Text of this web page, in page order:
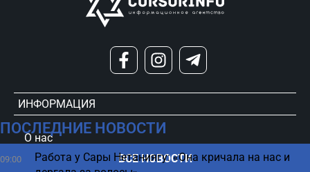
ПОСЛЕДНИЕ НОВОСТИ
09:00
Работа у Сары Нетаниягу: «Она кричала на нас и
ВСЕ НОВОСТИ
ИНФОРМАЦИЯ
О нас
Обратная связь